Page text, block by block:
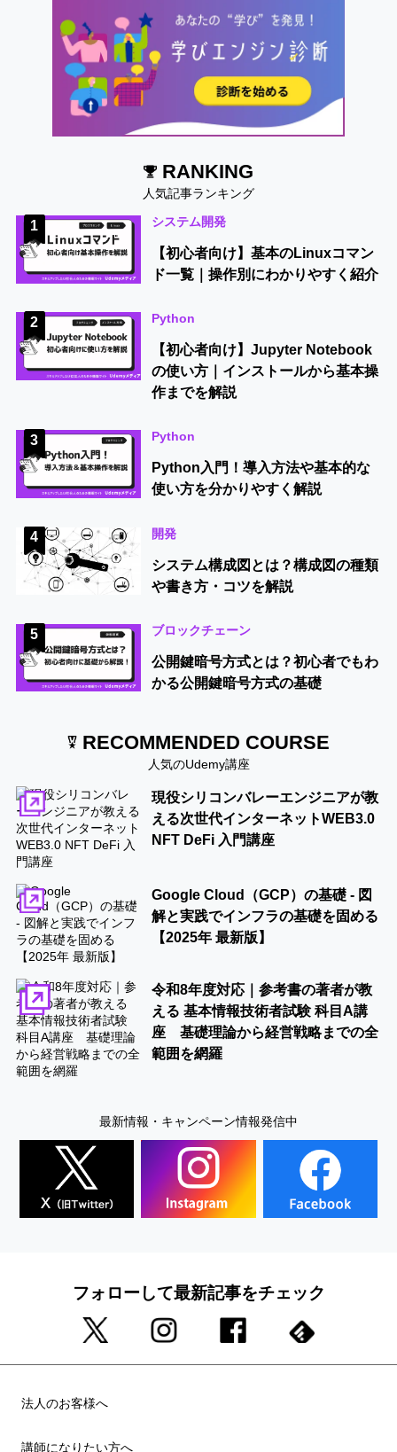
RANKING
人気記事ランキング
1 システム開発
【初心者向け】基本のLinuxコマン
ド一覧｜操作別にわかりやすく紹介
2 Python
【初心者向け】Jupyter Notebook
の使い方｜インストールから基本操
作までを解説
3 Python
Python入門！導入方法や基本的な
使い方を分かりやすく解説
4 開発
システム構成図とは？構成図の種類
や書き方・コツを解説
5 ブロックチェーン
公開鍵暗号方式とは？初心者でもわ
かる公開鍵暗号方式の基礎
RECOMMENDED COURSE
人気のUdemy講座
現役シリコンバレーエンジニアが教
える次世代インターネットWEB3.0
NFT DeFi 入門講座
Google Cloud（GCP）の基礎 - 図
解と実践でインフラの基礎を固める
【2025年 最新版】
令和8年度対応｜参考書の著者が教
える 基本情報技術者試験 科目A講
座 基礎理論から経営戦略までの全
範囲を網羅
最新情報・キャンペーン情報発信中
フォローして最新記事をチェック
法人のお客様へ
講師になりたい方へ